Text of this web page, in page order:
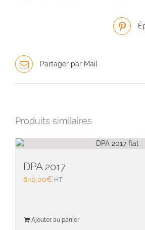
Partager par Mail
Produits similaires
DPA 2017
840,00€ HT
Ajouter au panier